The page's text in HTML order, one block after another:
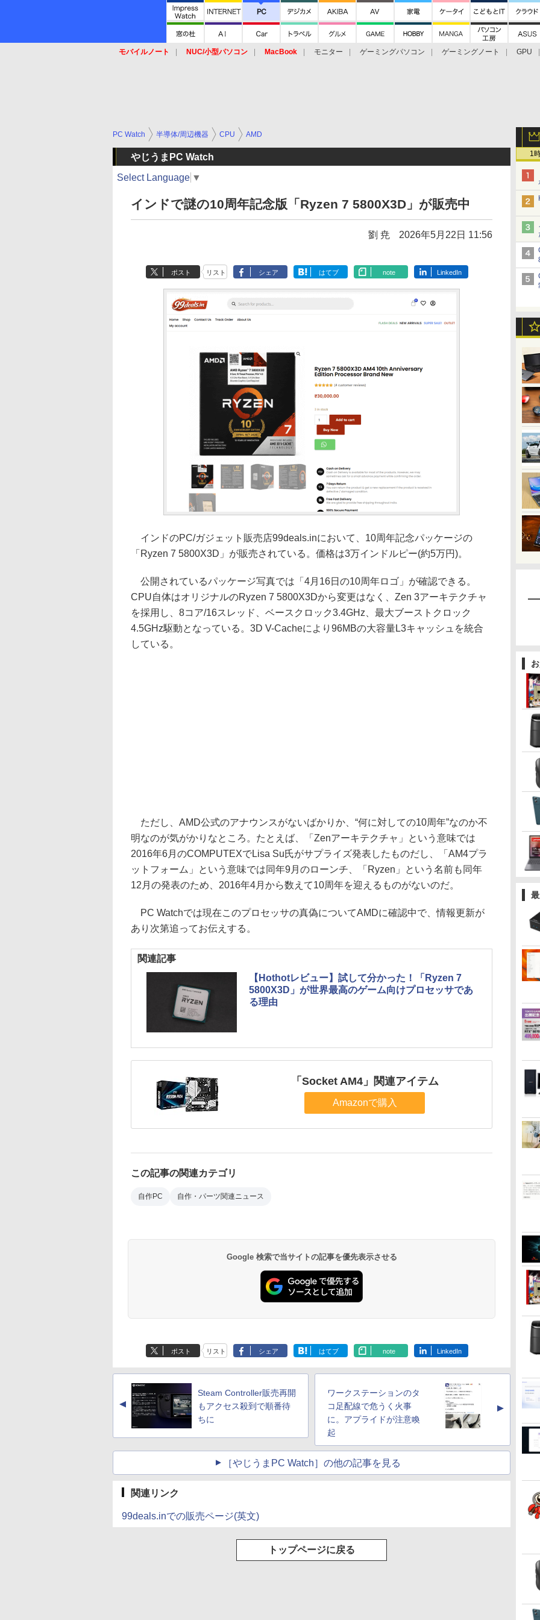
モバイルノート NUC/小型パソコン MacBook モニター ゲーミングパソコン ゲーミングノート
GPU
1
PC Watch 半導体/周辺機器 CPU AMD
やじうまPC Watch
Select Language ▼
インドで謎の10周年記念版「Ryzen 7 5800X3D」が販売中
劉 尭 2026年5月22日 11:56
ポスト リスト シェア はてブ note LinkedIn
インドのPC/ガジェット販売店99deals.inにおいて、10周年記念パッケージの
「Ryzen 7 5800X3D」が販売されている。価格は3万インドルピー(約5万円)。
公開されているパッケージ写真では「4月16日の10周年ロゴ」が確認できる。
CPU自体はオリジナルのRyzen 7 5800X3Dから変更はなく、Zen 3アーキテクチャ
を採用し、8コア/16スレッド、ベースクロック3.4GHz、最大ブーストクロック
4.5GHz駆動となっている。3D V-Cacheにより96MBの大容量L3キャッシュを統合
している。
ただし、AMD公式のアナウンスがないばかりか、“何に対しての10周年”なのか不
明なのが気がかりなところ。たとえば、「Zenアーキテクチャ」という意味では
2016年6月のCOMPUTEXでLisa Su氏がサプライズ発表したものだし、「AM4プラ
ットフォーム」という意味では同年9月のローンチ、「Ryzen」という名前も同年
12月の発表のため、2016年4月から数えて10周年を迎えるものがないのだ。
PC Watchでは現在このプロセッサの真偽についてAMDに確認中で、情報更新が
あり次第追ってお伝えする。
関連記事
【Hothotレビュー】試して分かった！「Ryzen 7
5800X3D」が世界最高のゲーム向けプロセッサであ
る理由
「Socket AM4」関連アイテム
Amazonで購入
この記事の関連カテゴリ
自作PC 自作・パーツ関連ニュース
Google 検索で当サイトの記事を優先表示させる
ポスト リスト シェア はてブ note LinkedIn
▲
Steam Controller販売再開
もアクセス殺到で順番待
ちに
ワークステーションのタ
コ足配線で危うく火事
に。アプライドが注意喚
起
▲
［やじうまPC Watch］の他の記事を見る
関連リンク
99deals.inでの販売ページ(英文)
トップページに戻る